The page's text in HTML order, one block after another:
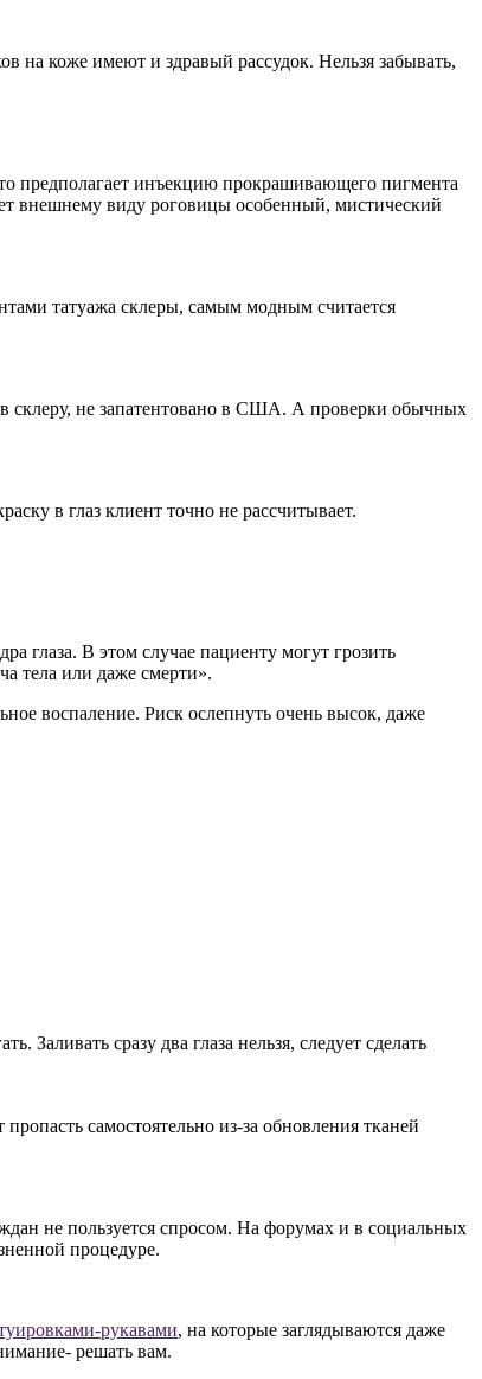
на коже имеют и здравый рассудок. Нельзя забывать,
предполагает инъекцию прокрашивающего пигмента
внешнему виду роговицы особенный, мистический
татуажа склеры, самым модным считается
склеру, не запатентовано в США. А проверки обычных
в глаз клиент точно не рассчитывает.
глаза. В этом случае пациенту могут грозить
тела или даже смерти».
воспаление. Риск ослепнуть очень высок, даже
сразу два глаза нельзя, следует сделать
самостоятельно из-за обновления тканей
не пользуется спросом. На форумах и в социальных
процедуре.
рукавами, на которые заглядываются даже
решать вам.